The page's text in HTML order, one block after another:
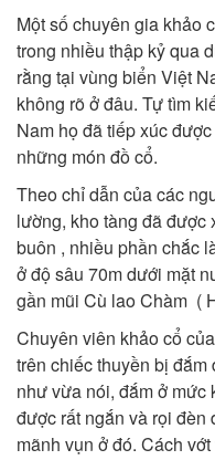
Một số chuyên gia khảo
trong nhiều thập kỷ qua
rằng tại vùng biển Việt
không rõ ở đâu. Tự tìm
Nam họ đã tiếp xúc
những món đồ cổ.
Theo chỉ dẫn của các
lường, kho tàng đã được
buôn , nhiều phần chắc
ở độ sâu 70m dưới mặt
gần mũi Cù lao Chàm (
Chuyên viên khảo cổ
trên chiếc thuyền bị
như vừa nói, đắm ở mức
được rất ngắn và rọi đèn
mãnh vụn ở đó. Cách